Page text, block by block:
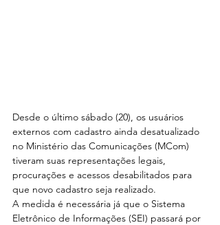
Desde o último sábado (20), os usuários
externos com cadastro ainda desatualizado
no Ministério das Comunicações (MCom)
tiveram suas representações legais,
procurações e acessos desabilitados para
que novo cadastro seja realizado.
A medida é necessária já que o Sistema
Eletrônico de Informações (SEI) passará por